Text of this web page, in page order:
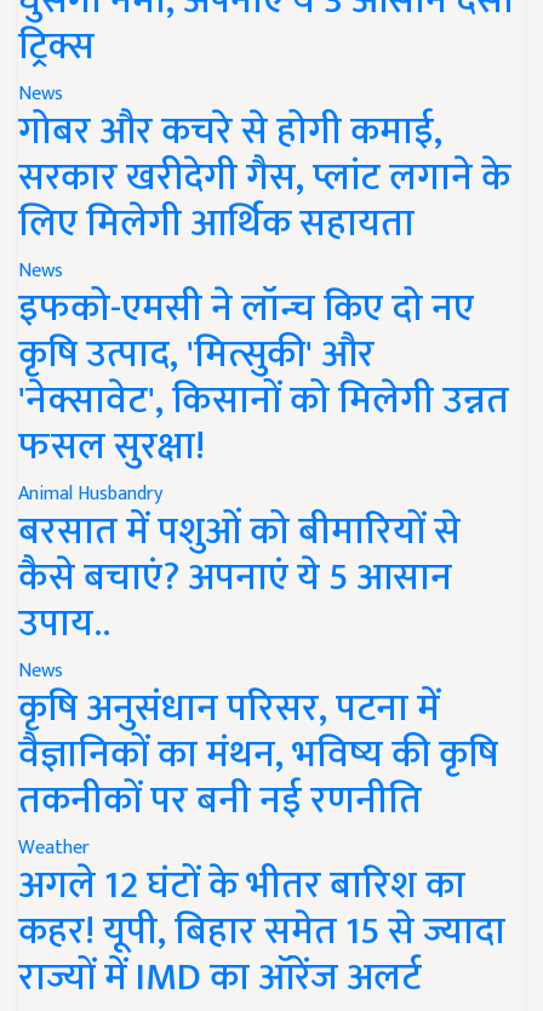
ट्रिक्स
News
गोबर और कचरे से होगी कमाई,
सरकार खरीदेगी गैस, प्लांट लगाने के
लिए मिलेगी आर्थिक सहायता
News
इफको-एमसी ने लॉन्च किए दो नए
कृषि उत्पाद, 'मित्सुकी' और
'नेक्सावेट', किसानों को मिलेगी उन्नत
फसल सुरक्षा!
Animal Husbandry
बरसात में पशुओं को बीमारियों से
कैसे बचाएं? अपनाएं ये 5 आसान
उपाय..
News
कृषि अनुसंधान परिसर, पटना में
वैज्ञानिकों का मंथन, भविष्य की कृषि
तकनीकों पर बनी नई रणनीति
Weather
अगले 12 घंटों के भीतर बारिश का
कहर! यूपी, बिहार समेत 15 से ज्यादा
राज्यों में IMD का ऑरेंज अलर्ट